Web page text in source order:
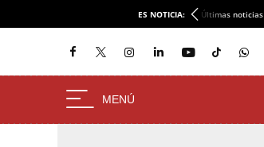
ES NOTICIA: Últimas noticias